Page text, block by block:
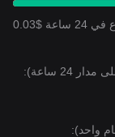
ساعة $0.03
24 ساعة):
واحد):